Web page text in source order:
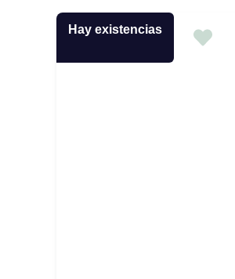
Hay existencias